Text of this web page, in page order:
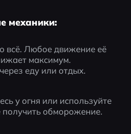
механики:
всё. Любое движение её
максимум.
еду или отдых.
у огня или используйте
обморожение.